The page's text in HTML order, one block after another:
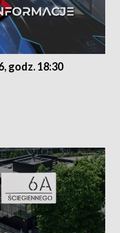
godz. 18:30